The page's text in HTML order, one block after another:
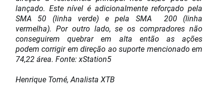
lançado. Este nível é adicionalmente reforçado pela
SMA 50 (linha verde) e pela SMA 200 (linha
vermelha). Por outro lado, se os compradores não
conseguirem quebrar em alta então as ações
podem corrigir em direção ao suporte mencionado em
74,22 área. Fonte: xStation5
Henrique Tomé, Analista XTB